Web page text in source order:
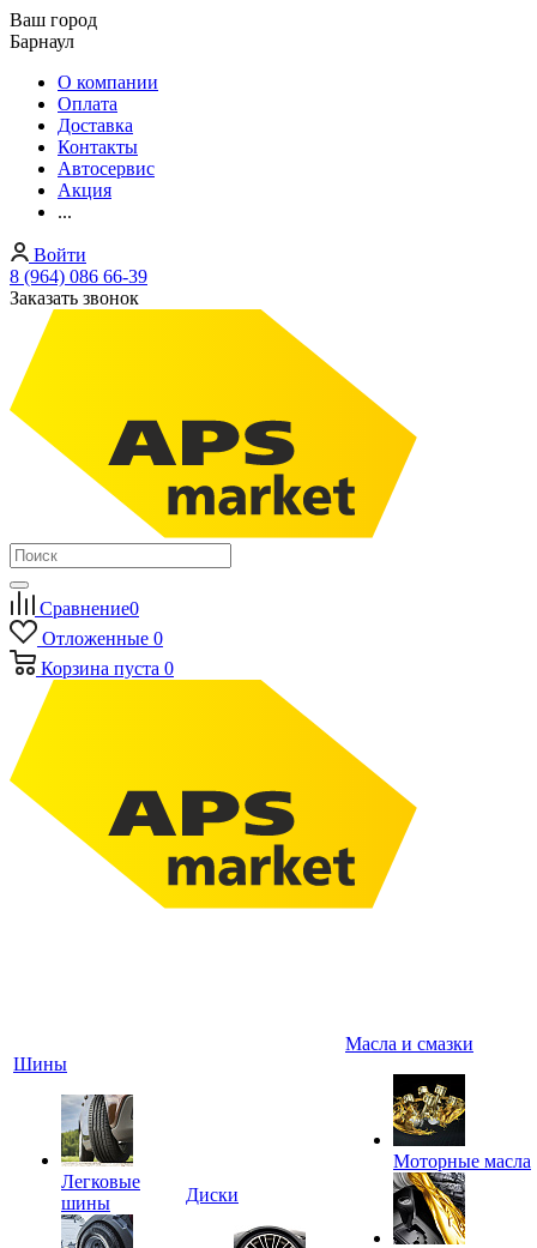
Ваш город
Барнаул
О компании
Оплата
Доставка
Контакты
Автосервис
Акция
...
Войти
8 (964) 086 66-39
Заказать звонок
Сравнение0
Отложенные 0
Корзина пуста 0
Шины
Легковые
шины
Диски
Масла и смазки
Моторные масла